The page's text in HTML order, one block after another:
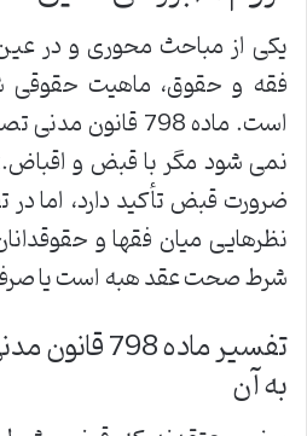
یکی از مباحث محوری و در
فقه و حقوق، ماهیت
است. ماده 798
نمی شود مگر با قبض و
ضرورت قبض تأکید دارد، اما
نظرهایی میان فقها و
شرط صحت عقد هبه است یا
تفسیر ماده
به آن